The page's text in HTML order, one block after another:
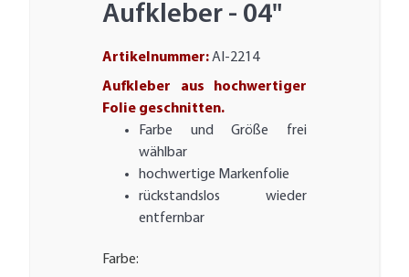
Aufkleber - 04"
Artikelnummer:AI-2214
Aufkleber aus hochwertiger
Folie geschnitten.
Farbe und Größe frei
wählbar
hochwertige Markenfolie
rückstandslos wieder
entfernbar
Farbe: